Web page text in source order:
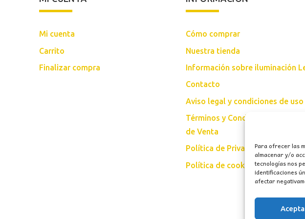
Para ofrecer las
almacenar y/o
tecnologías nos
identificaciones
afectar
Mi cuenta
Carrito
Finalizar compra
Cómo comprar
Nuestra tienda
Información sobre iluminación
Contacto
Aviso legal y condiciones de uso
Términos y Condiciones
de Venta
Política de Privacidad
Política de cookies (UE)